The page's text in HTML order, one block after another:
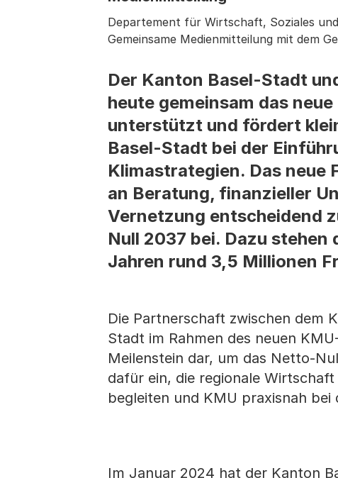
Departement für Wirtschaft, Soziales
Gemeinsame Medienmitteilung mit dem
Der Kanton Basel-Stadt
heute gemeinsam das
unterstützt und fördert
Basel-Stadt bei der
Klimastrategien. Das
an Beratung, finanzieller
Vernetzung entscheidend
Null 2037 bei. Dazu
Jahren rund 3,5 Millionen
Die Partnerschaft zwischen dem
Stadt im Rahmen des neuen
Meilenstein dar, um das Netto-
dafür ein, die regionale
begleiten und KMU praxisnah
Im Januar 2024 hat der Kanton